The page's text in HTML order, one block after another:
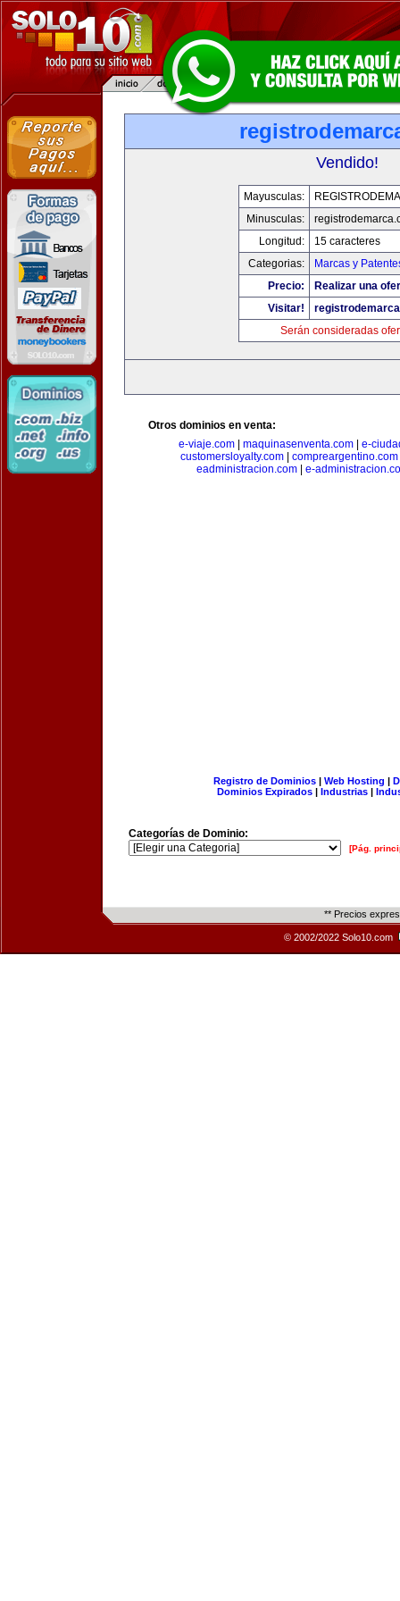
Vendido!
Mayusculas:
Minusculas:
Longitud:
15 caracteres
Categorias:
Marcas y
Precio:
Realizar una
Visitar!
Serán consideradas
Otros dominios en venta:
e-viaje.com| maquinasenventa.com| e-
customersloyalty.com| compreargentino.com
eadministracion.com
e-
Registro de Dominios| Web Hosting |
Dominios Expirados | Industrias |
Categorías de Dominio:
[Pág.
** Precios
© 2002/2022 Solo10.com